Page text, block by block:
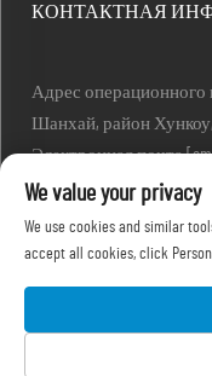
КОНТАКТНАЯ
Адрес операционного
Шанхай, район
Электронная почта:
Тел.:+86-13280087620
Тел.:
+86-13280035385
Тел.:+86-13280039195
Авторские права © 2025,
We value your privacy
We use cookies and similar
accept all cookies, click